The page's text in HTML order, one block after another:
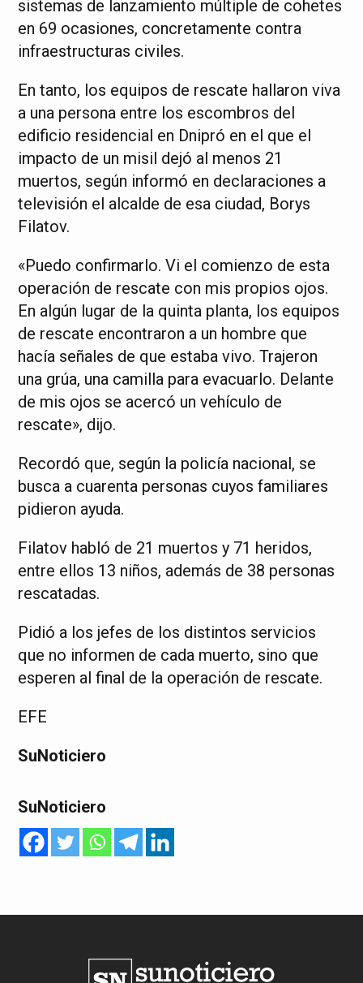
sistemas de lanzamiento múltiple de cohetes
en 69 ocasiones, concretamente contra
infraestructuras civiles.
En tanto, los equipos de rescate hallaron viva
a una persona entre los escombros del
edificio residencial en Dnipró en el que el
impacto de un misil dejó al menos 21
muertos, según informó en declaraciones a
televisión el alcalde de esa ciudad, Borys
Filatov.
«Puedo confirmarlo. Vi el comienzo de esta
operación de rescate con mis propios ojos.
En algún lugar de la quinta planta, los equipos
de rescate encontraron a un hombre que
hacía señales de que estaba vivo. Trajeron
una grúa, una camilla para evacuarlo. Delante
de mis ojos se acercó un vehículo de
rescate», dijo.
Recordó que, según la policía nacional, se
busca a cuarenta personas cuyos familiares
pidieron ayuda.
Filatov habló de 21 muertos y 71 heridos,
entre ellos 13 niños, además de 38 personas
rescatadas.
Pidió a los jefes de los distintos servicios
que no informen de cada muerto, sino que
esperen al final de la operación de rescate.
EFE
SuNoticiero
SuNoticiero